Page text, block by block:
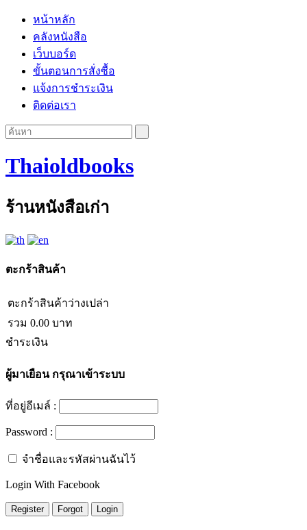
หน้าหลัก
คลังหนังสือ
เว็บบอร์ด
ขั้นตอนการสั่งซื้อ
แจ้งการชำระเงิน
ติดต่อเรา
Thaioldbooks
ร้านหนังสือเก่า
ตะกร้าสินค้า
ตะกร้าสินค้าว่างเปล่า
รวม 0.00 บาท
ชำระเงิน
ผู้มาเยือนกรุณาเข้าระบบ
ที่อยู่อีเมล์ :
Password :
จำชื่อและรหัสผ่านฉันไว้
Login With Facebook